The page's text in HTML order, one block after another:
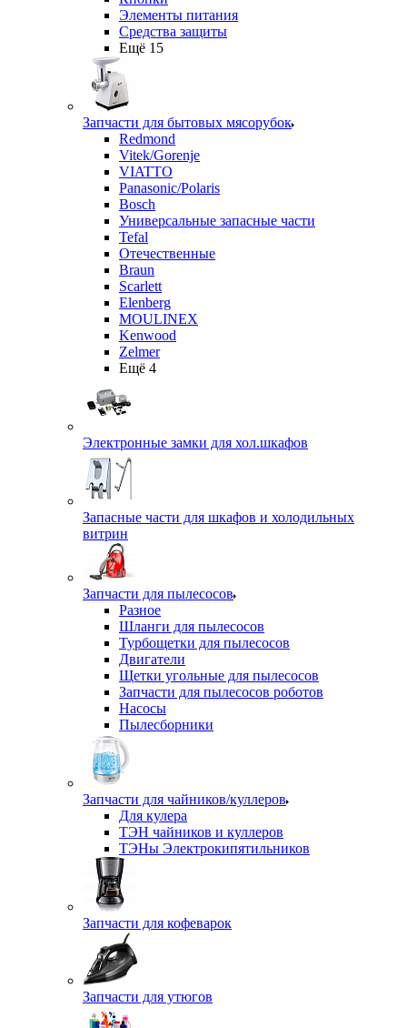
Элементы питания
Средства защиты
Ещё 15
Запчасти для бытовых мясорубок
Redmond
Vitek/Gorenje
VIATTO
Panasonic/Polaris
Bosch
Универсальные запасные части
Tefal
Отечественные
Braun
Scarlett
Elenberg
MOULINEX
Kenwood
Zelmer
Ещё 4
Электронные замки для хол.шкафов
Запасные части для шкафов и холодильных
витрин
Запчасти для пылесосов
Разное
Шланги для пылесосов
Турбощетки для пылесосов
Двигатели
Щетки угольные для пылесосов
Запчасти для пылесосов роботов
Насосы
Пылесборники
Запчасти для чайников/куллеров
Для кулера
ТЭН чайников и куллеров
ТЭНы Электрокипятильников
Запчасти для кофеварок
Запчасти для утюгов